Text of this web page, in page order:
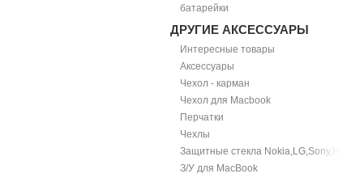
батарейки
ДРУГИЕ АКСЕССУАРЫ
Интересные товары
Аксессуары
Чехол - карман
Чехол для Macbook
Перчатки
Чехлы
Защитные стекла Nokia,LG,Sony,HTC
З/У для MacBook